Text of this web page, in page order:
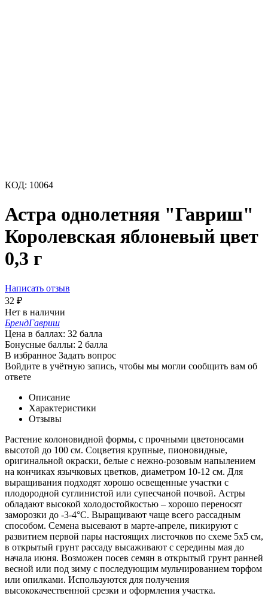
КОД: 10064
Астра однолетняя "Гавриш"
Королевская яблоневый цвет
0,3 г
Написать отзыв
32 ₽
Нет в наличии
БрендГавриш
Цена в баллах: 32 балла
Бонусные баллы: 2 балла
В избранное Задать вопрос
Войдите в учётную запись, чтобы мы могли сообщить вам об
ответе
Описание
Характеристики
Отзывы
Растение колоновидной формы, с прочными цветоносами
высотой до 100 см. Соцветия крупные, пионовидные,
оригинальной окраски, белые с нежно-розовым напылением
на кончиках язычковых цветков, диаметром 10-12 см. Для
выращивания подходят хорошо освещенные участки с
плодородной суглинистой или супесчаной почвой. Астры
обладают высокой холодостойкостью – хорошо переносят
заморозки до -3-4°C. Выращивают чаще всего рассадным
способом. Семена высевают в марте-апреле, пикируют с
развитием первой пары настоящих листочков по схеме 5х5 см,
в открытый грунт рассаду высаживают с середины мая до
начала июня. Возможен посев семян в открытый грунт ранней
весной или под зиму с последующим мульчированием торфом
или опилками. Используются для получения
высококачественной срезки и оформления участка.